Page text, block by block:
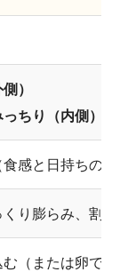
）
ちり（内側）
食感と日持ちのた
くり膨らみ、割れ
（または卵で調